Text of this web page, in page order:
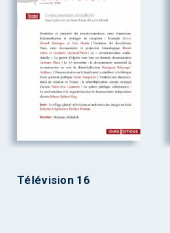
Télévision 16